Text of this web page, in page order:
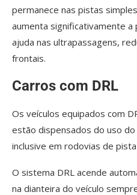
permanece nas pistas
aumenta significativamente a
ajuda nas ultrapassagens,
frontais.
Carros com DRL
Os veículos equipados com
estão dispensados do uso
inclusive em rodovias de
O sistema DRL acende
na dianteira do veículo